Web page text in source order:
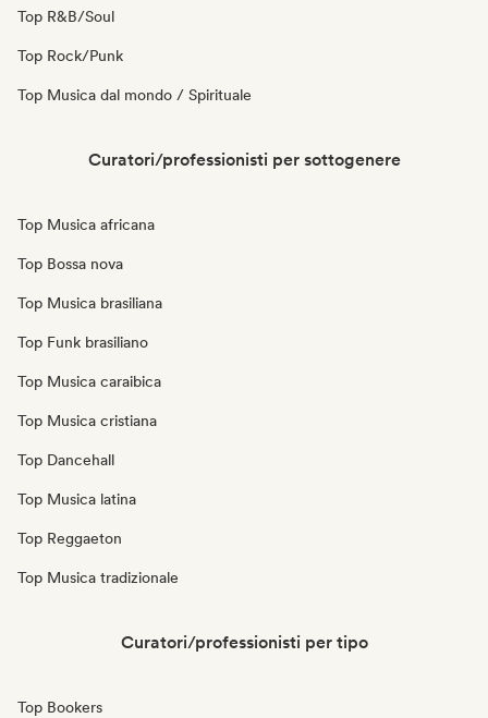
Top R&B/Soul
Top Rock/Punk
Top Musica dal mondo / Spirituale
Curatori/professionisti per sottogenere
Top Musica africana
Top Bossa nova
Top Musica brasiliana
Top Funk brasiliano
Top Musica caraibica
Top Musica cristiana
Top Dancehall
Top Musica latina
Top Reggaeton
Top Musica tradizionale
Curatori/professionisti per tipo
Top Bookers